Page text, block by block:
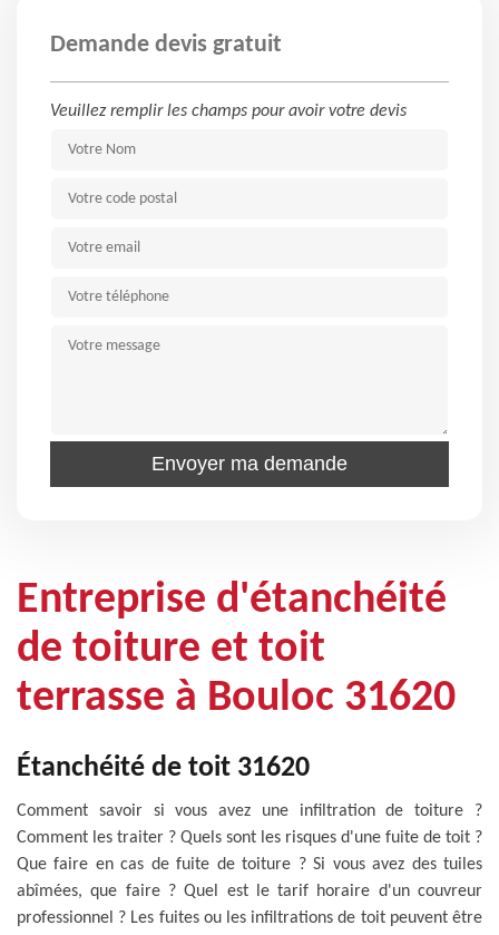
Demande devis gratuit
Veuillez remplir les champs pour avoir votre devis
Entreprise d'étanchéité
de toiture et toit
terrasse à Bouloc 31620
Étanchéité de toit 31620
Comment savoir si vous avez une infiltration de toiture ?
Comment les traiter ? Quels sont les risques d'une fuite de toit ?
Que faire en cas de fuite de toiture ? Si vous avez des tuiles
abîmées, que faire ? Quel est le tarif horaire d'un couvreur
professionnel ? Les fuites ou les infiltrations de toit peuvent être